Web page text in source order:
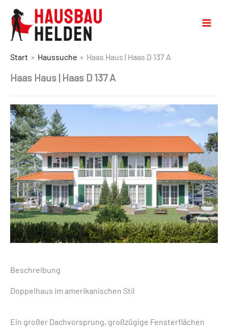
Start Haussuche Haas Haus | Haas D 137 A
Haas Haus | Haas D 137 A
Beschreibung
Doppelhaus im amerikanischen Stil
Ein großer Dachvorsprung, großzügige Fensterflächen